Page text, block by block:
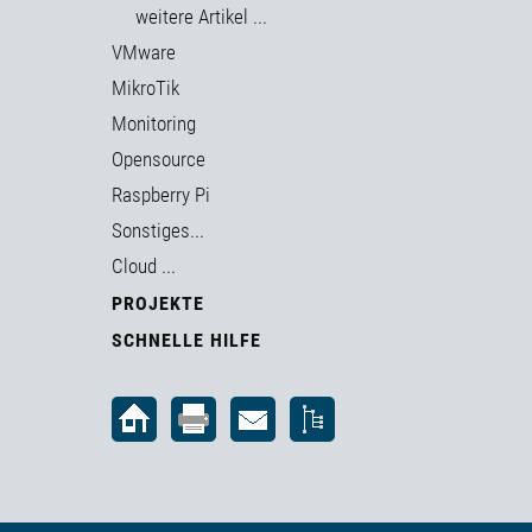
weitere Artikel ...
VMware
MikroTik
Monitoring
Opensource
Raspberry Pi
Sonstiges...
Cloud ...
PROJEKTE
SCHNELLE HILFE